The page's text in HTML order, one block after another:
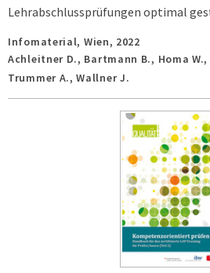
Lehrabschlussprüfungen optimal
Infomaterial, Wien, 2022
Achleitner D., Bartmann B., Homa
Trummer A., Wallner J.